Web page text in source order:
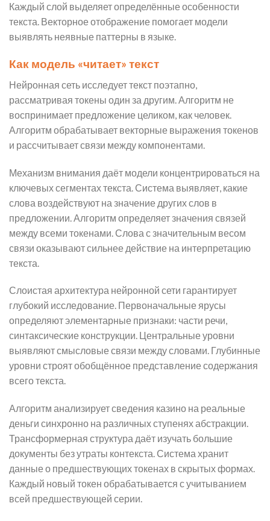
Каждый слой выделяет определённые особенности
текста. Векторное отображение помогает модели
выявлять неявные паттерны в языке.
Как модель «читает» текст
Нейронная сеть исследует текст поэтапно,
рассматривая токены один за другим. Алгоритм не
воспринимает предложение целиком, как человек.
Алгоритм обрабатывает векторные выражения токенов
и рассчитывает связи между компонентами.
Механизм внимания даёт модели концентрироваться на
ключевых сегментах текста. Система выявляет, какие
слова воздействуют на значение других слов в
предложении. Алгоритм определяет значения связей
между всеми токенами. Слова с значительным весом
связи оказывают сильнее действие на интерпретацию
текста.
Слоистая архитектура нейронной сети гарантирует
глубокий исследование. Первоначальные ярусы
определяют элементарные признаки: части речи,
синтаксические конструкции. Центральные уровни
выявляют смысловые связи между словами. Глубинные
уровни строят обобщённое представление содержания
всего текста.
Алгоритм анализирует сведения казино на реальные
деньги синхронно на различных ступенях абстракции.
Трансформерная структура даёт изучать большие
документы без утраты контекста. Система хранит
данные о предшествующих токенах в скрытых формах.
Каждый новый токен обрабатывается с учитыванием
всей предшествующей серии.